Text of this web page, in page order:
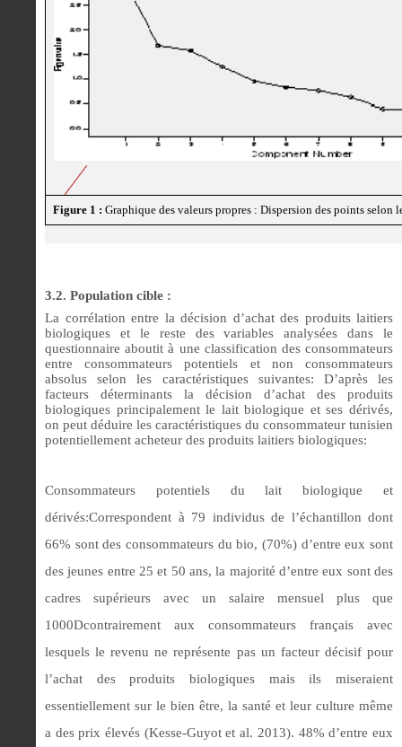
Figure 1 : Graphique des valeurs propres : Dispersion des points selon
3.2. Population cible :
La corrélation entre la décision d’achat des produits laitiers
biologiques et le reste des variables analysées dans le
questionnaire aboutit à une classification des consommateurs
entre consommateurs potentiels et non consommateurs
absolus selon les caractéristiques suivantes: D’après les
facteurs déterminants la décision d’achat des produits
biologiques principalement le lait biologique et ses dérivés,
on peut déduire les caractéristiques du consommateur tunisien
potentiellement acheteur des produits laitiers biologiques:
Consommateurs potentiels du lait biologique et
dérivés:Correspondent à 79 individus de l’échantillon dont
66% sont des consommateurs du bio, (70%) d’entre eux sont
des jeunes entre 25 et 50 ans, la majorité d’entre eux sont des
cadres supérieurs avec un salaire mensuel plus que
1000Dcontrairement aux consommateurs français avec
lesquels le revenu ne représente pas un facteur décisif pour
l’achat des produits biologiques mais ils miseraient
essentiellement sur le bien être, la santé et leur culture même
a des prix élevés (Kesse-Guyot et al. 2013). 48% d’entre eux